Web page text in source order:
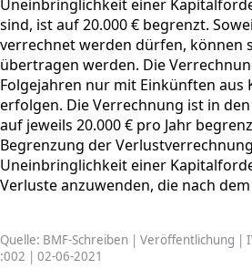
Uneinbringlichkeit einer
sind, ist auf 20.000 € begrenzt.
verrechnet werden dürfen, können
übertragen werden. Die
Folgejahren nur mit Einkünften aus
erfolgen. Die Verrechnung ist in
auf jeweils 20.000 € pro Jahr
Begrenzung der
Uneinbringlichkeit einer
Verluste anzuwenden, die nach
Quelle: BMF-Schreiben | Veröffentlichung |
:002 | 02-06-2021